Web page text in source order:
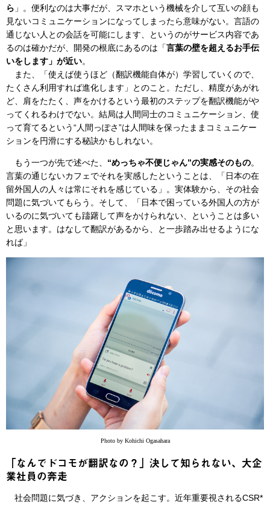
ら 」。便利なのは大事だが、スマホという機械を介して互いの顔も
見ないコミュニケーションになってしまったら意味がない。言語の
通じない人との会話を可能にします、というのがサービス内容であ
るのは確かだが、開発の根底にあるのは「言葉の壁を超えるお手伝
いをします」が近い。
また、「使えば使うほど（翻訳機能自体が）学習していくので、
たくさん利用すれば進化します」とのこと。ただし、精度があがれ
ど、肩をたたく、声をかけるという最初のステップを翻訳機能がや
ってくれるわけでない。結局は人間同士のコミュニケーション、使
って育てるという“人間っぽさ”は人間味を保ったままコミュニケー
ションを円滑にする秘訣かもしれない。
もう一つが先で述べた、 “めっちゃ不便じゃん”の実感そのもの。
言葉の通じないカフェでそれを実感したということは、「日本の在
留外国人の人々は常にそれを感じている」。実体験から、その社会
問題に気づいてもらう。そして、「日本で困っている外国人の方が
いるのに気づいても躊躇して声をかけられない、ということは多い
と思います。はなして翻訳があるから、と一歩踏み出せるようにな
れば」
Photo by Kohichi Ogasahara
「なんでドコモが翻訳なの？」決して知られない、大企
業社員の奔走
社会問題に気づき、アクションを起こす。近年重要視されるCSR*